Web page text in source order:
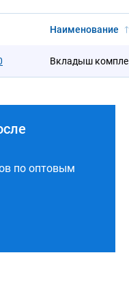
Наименование
Вкладыш
по оптовым